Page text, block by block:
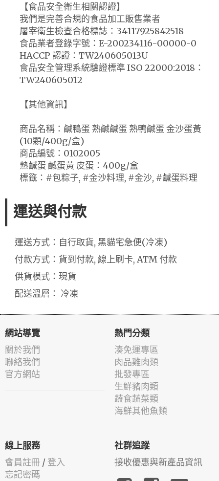
【食品安全衛生相關認證】
我們是完善合規的食品加工販售業者
屠宰衛生檢查合格標誌：34117925842518
食品業者登錄字號：E-200234116-00000-0
HACCP 認證：TW240605013U
食品安全管理系統驗證標準 ISO 22000:2018：
TW240605012
【其他資訊】
商品名稱：鹹鴨蛋 熟鹹鹹蛋 熟鴨鹹蛋 金沙蛋黃
(10顆/400g/盒)
商品編號：0102005
熟鹹蛋 鹹蛋黃 皮蛋：400g/盒
標籤：#包粽子, #金沙料理, #金沙, #鹹蛋料理
運送與付款
運送方式：自行取貨, 黑貓宅急便(冷凍)
付款方式：貨到付款, 線上刷卡, ATM 付款
供貨模式：現貨
配送溫層： 冷凍
網站導覽
關於我們
聯絡我們
官方網站
熱門分類
湊免運專區
肉品雞肉類
批發專區
生鮮豬肉類
蔬食蔬菜類
海鮮其他魚類
線上服務
會員註冊 / 登入
忘記密碼
社群追蹤
接收優惠與新產品資訊